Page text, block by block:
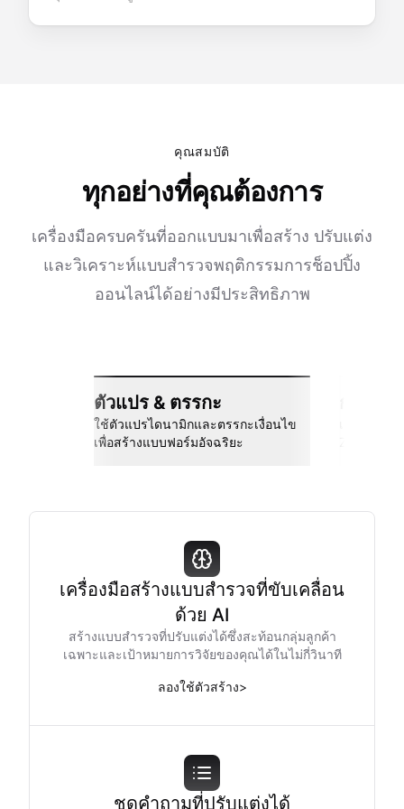
คุณสมบัติ
ทุกอย่างที่คุณต้องการ
เครื่องมือครบครันที่ออกแบบมาเพื่อสร้าง ปรับแต่ง
และวิเคราะห์แบบสำรวจพฤติกรรมการช็อปปิ้ง
ออนไลน์ได้อย่างมีประสิทธิภาพ
ตัวแปร & ตรรกะ
ใช้ตัวแปรไดนามิกและตรรกะเงื่อนไข
เพื่อสร้างแบบฟอร์มอัจฉริยะ
เครื่องมือสร้างแบบสำรวจที่ขับเคลื่อน
ด้วย AI
สร้างแบบสำรวจที่ปรับแต่งได้ซึ่งสะท้อนกลุ่มลูกค้า
เฉพาะและเป้าหมายการวิจัยของคุณได้ในไม่กี่วินาที
ลองใช้ตัวสร้าง>
ชุดคำถามที่ปรับแต่งได้